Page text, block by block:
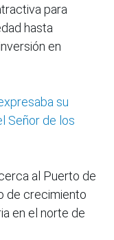
para
hasta
en
su
Señor de los
al Puerto de
de crecimiento
en el norte de